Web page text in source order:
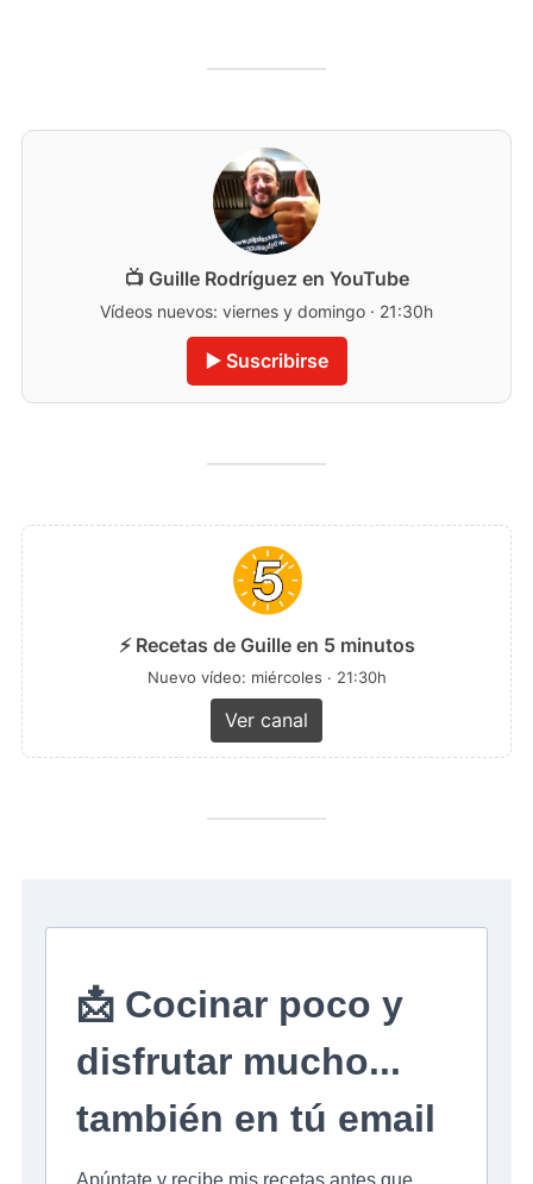
📺 Guille Rodríguez en YouTube
Vídeos nuevos: viernes y domingo · 21:30h
▶️ Suscribirse
⚡ Recetas de Guille en 5 minutos
Nuevo vídeo: miércoles · 21:30h
Ver canal